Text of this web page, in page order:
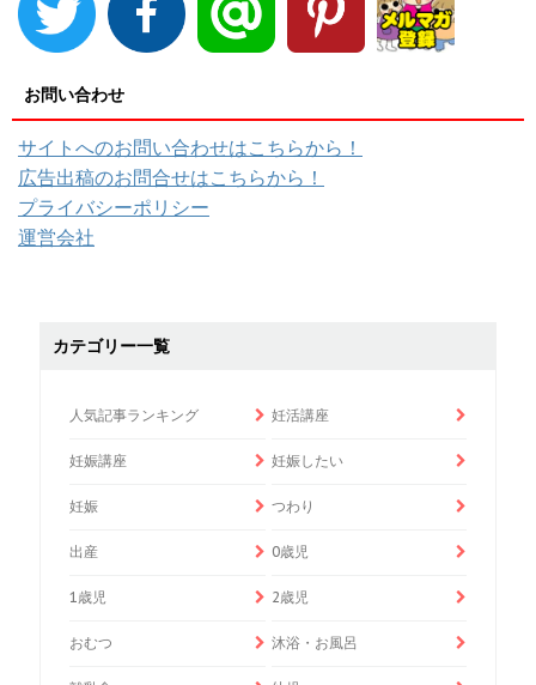
お問い合わせ
サイトへのお問い合わせはこちらから！
広告出稿のお問合せはこちらから！
プライバシーポリシー
運営会社
カテゴリー一覧
人気記事ランキング 妊活講座
妊娠講座 妊娠したい
妊娠 つわり
出産 0歳児
1歳児 2歳児
おむつ 沐浴・お風呂